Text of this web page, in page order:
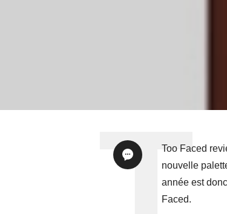
Too Faced
nouvelle
année est
Faced.